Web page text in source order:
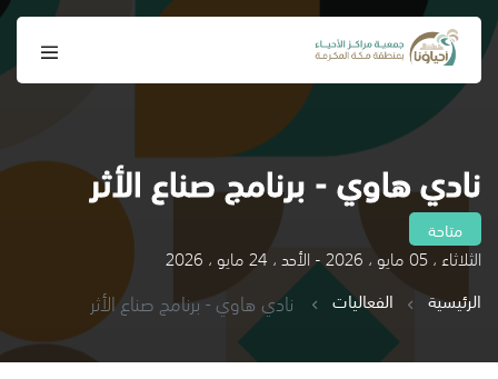
نادي هاوي - برنامج صناع الأثر
متاحة
الثلاثاء ، 05 مايو ، 2026 - الأحد ، 24 مايو ، 2026
الرئيسية
الفعاليات نادي هاوي - برنامج صناع الأثر